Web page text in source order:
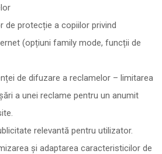
de protecție a copiilor privind
(opțiuni family mode, funcții de
de difuzare a reclamelor – limitarea
a unei reclame pentru un anumit
relevantă pentru utilizator.
și adaptarea caracteristicilor de